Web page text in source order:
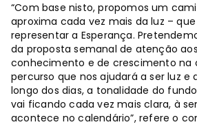
“Com base nisto, propomos um
aproxima cada vez mais da luz –
representar a Esperança.
da proposta semanal de atenção
conhecimento e de crescimento na
percurso que nos ajudará a ser luz e
longo dos dias, a tonalidade do
vai ficando cada vez mais clara, à
acontece no calendário”, refere o